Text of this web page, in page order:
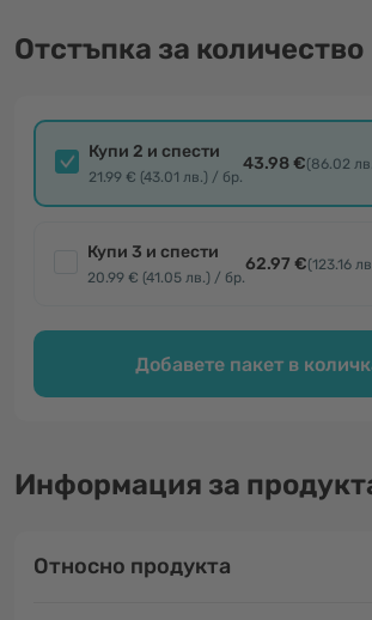
Отстъпка за количество
Купи 2 и спести
21.99 € (43.01 лв.) / бр.
43.98 €(86.02
Купи 3 и спести
20.99 € (41.05 лв.) / бр.
62.97 €(123.16
Добавете пакет в
Информация за
Относно продукта